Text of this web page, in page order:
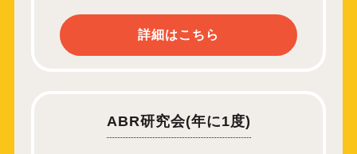
詳細はこちら
ABR研究会(年に1度)